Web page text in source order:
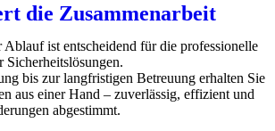
die Zusammenarbeit
ist entscheidend für die professionelle
Sicherheitslösungen.
bis zur langfristigen Betreuung erhalten Sie
aus einer Hand – zuverlässig, effizient und
abgestimmt.